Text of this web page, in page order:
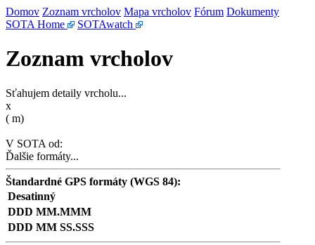
Domov Zoznam vrcholov Mapa vrcholov Fórum Dokumenty
SOTA Home
SOTAwatch
Zoznam vrcholov
Sťahujem detaily vrcholu...
x
( m)
V SOTA od:
Ďalšie formáty...
Štandardné GPS formáty (WGS 84):
Desatinný
DDD MM.MMM
DDD MM SS.SSS